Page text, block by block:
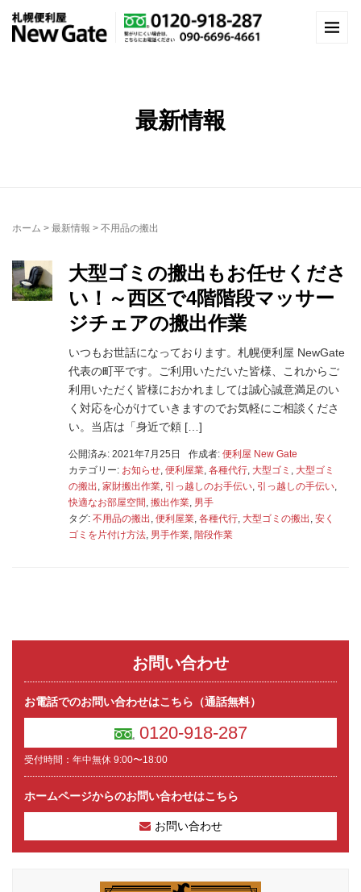
最新情報
ホーム > 最新情報 > 不用品の搬出
大型ゴミの搬出もお任せくださ
い！～西区で4階階段マッサー
ジチェアの搬出作業
いつもお世話になっております。札幌便利屋 NewGate
代表の町平です。ご利用いただいた皆様、これからご
利用いただく皆様におかれましては誠心誠意満足のい
く対応を心がけていきますのでお気軽にご相談くださ
い。当店は「身近で頼 […]
公開済み: 2021年7月25日 作成者: 便利屋 New Gate
カテゴリー: お知らせ 便利屋業 各種代行 大型ゴミ
大型ゴミ
の搬出 家財搬出作業 引っ越しのお手伝い 引っ越しの手伝い
快適なお部屋空間 搬出作業 男手
タグ: 不用品の搬出 便利屋業 各種代行 大型ゴミの搬出 安く
ゴミを片付け方法 男手作業 階段作業
お問い合わせ
お電話でのお問い合わせはこちら（通話無料）
0120-918-287
受付時間：年中無休 9:00〜18:00
ホームページからのお問い合わせはこちら
お問い合わせ